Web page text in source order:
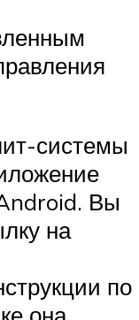
системы
Вы
на
по